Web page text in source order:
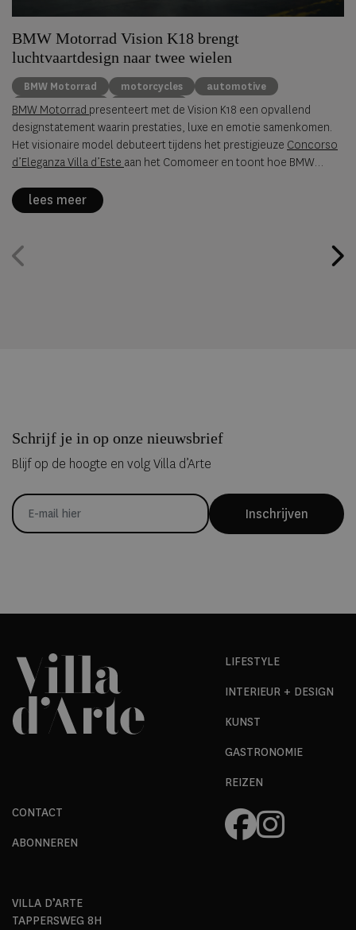
BMW Motorrad Vision K18 brengt
luchtvaartdesign naar twee wielen
BMW Motorrad motorcycles
automotive
concept design
Villa d’Este
BMW Motorrad presenteert met de Vision K18 een opvallend
designstatement waarin prestaties, luxe en emotie samenkomen.
Het visionaire model debuteert tijdens het prestigieuze Concorso
d’Eleganza Villa d’Este aan het Comomeer en toont hoe BMW
lees meer
Schrijf je in op onze nieuwsbrief
Blijf op de hoogte en volg Villa d’Arte
Inschrijven
LIFESTYLE
INTERIEUR + DESIGN
KUNST
GASTRONOMIE
REIZEN
CONTACT
ABONNEREN
VILLA D’ARTE
TAPPERSWEG 8H